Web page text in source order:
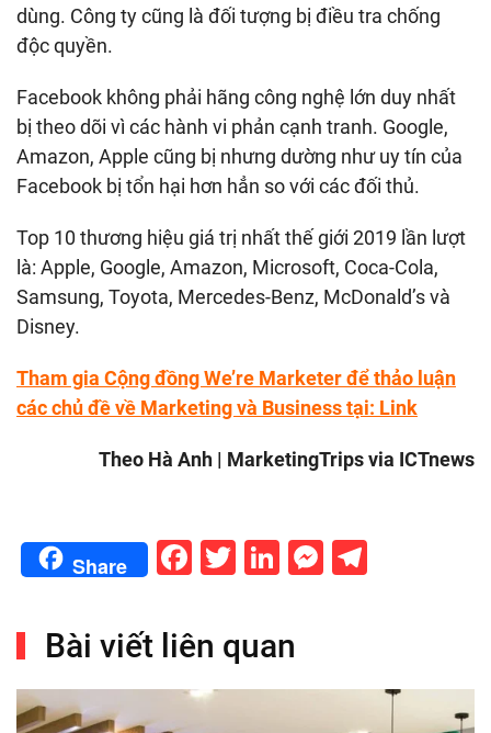
dùng. Công ty cũng là đối tượng bị điều tra chống
độc quyền.
Facebook không phải hãng công nghệ lớn duy nhất
bị theo dõi vì các hành vi phản cạnh tranh. Google,
Amazon, Apple cũng bị nhưng dường như uy tín của
Facebook bị tổn hại hơn hẳn so với các đối thủ.
Top 10 thương hiệu giá trị nhất thế giới 2019 lần lượt
là: Apple, Google, Amazon, Microsoft, Coca-Cola,
Samsung, Toyota, Mercedes-Benz, McDonald’s và
Disney.
Tham gia Cộng đồng We’re Marketer để thảo luận
các chủ đề về Marketing và Business tại: Link
Theo Hà Anh | MarketingTrips via ICTnews
Share Facebook
Twitter
LinkedIn
Bài viết liên quan